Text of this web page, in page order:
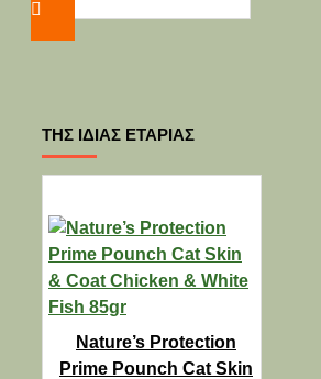
Multicolor 15kg
ΤΗΣ ΊΔΙΑΣ ΕΤΑΡΊΑΣ
Nature’s Protection
Prime Pounch Cat Skin